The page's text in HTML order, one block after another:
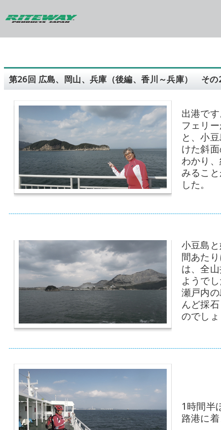
第26回 広島、岡山、兵庫（後編、香川～兵庫） その
出港で
フェリ
と、小
けた斜
わかり
みるこ
した。
小豆島
間あた
は、全
ようで
瀬戸内
んど採
のでし
1時間半
路港に